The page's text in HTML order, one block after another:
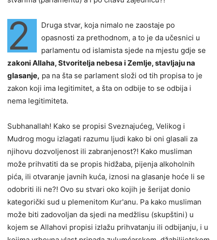
2
Druga stvar, koja nimalo ne zaostaje po
opasnosti za prethodnom, a to je da učesnici u
parlamentu od islamista sjede na mjestu gdje se
zakoni Allaha, Stvoritelja nebesa i Zemlje, stavljaju na
glasanje, pa na šta se parlament složi od tih propisa to je
zakon koji ima legitimitet, a šta on odbije to se odbija i
nema legitimiteta.
Subhanallah! Kako se propisi Sveznajućeg, Velikog i
Mudrog mogu izlagati razumu ljudi kako bi oni glasali za
njihovu dozvoljenost ili zabranjenost?! Kako musliman
može prihvatiti da se propis hidžaba, pijenja alkoholnih
pića, ili otvaranje javnih kuća, iznosi na glasanje hoće li se
odobriti ili ne?! Ovo su stvari oko kojih je šerijat donio
kategorički sud u plemenitom Kur'anu. Pa kako musliman
može biti zadovoljan da sjedi na medžlisu (skupštini) u
kojem se Allahovi propisi izlažu prihvatanju ili odbijanju, i u